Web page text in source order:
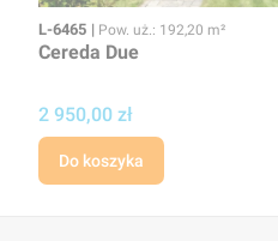
Kod
L-6465 Powierzchnia użytkowa
Pow. uż.: 192,20 m²
Cereda Due
Cena
2 950,00 zł
Do koszyka